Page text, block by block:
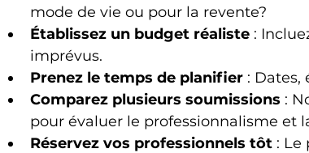
mode de vie ou pour la revente?
Établissez un budget réaliste :
imprévus.
Prenez le temps de planifier : Dates,
Comparez plusieurs soumissions :
pour évaluer le professionnalisme et
Réservez vos professionnels tôt : Le